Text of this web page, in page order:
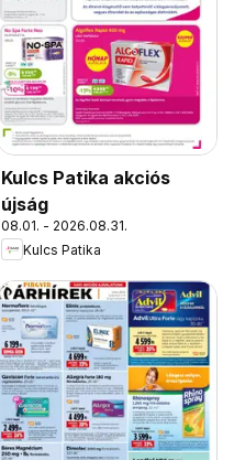
Kulcs Patika akciós
újság
08.01. - 2026.08.31.
Kulcs Patika